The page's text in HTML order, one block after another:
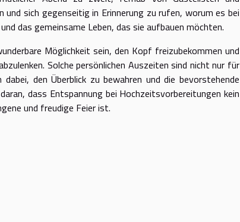
sich gegenseitig in Erinnerung zu rufen, worum es bei
das gemeinsame Leben, das sie aufbauen möchten.
Möglichkeit sein, den Kopf freizubekommen und
Solche persönlichen Auszeiten sind nicht nur für
den Überblick zu bewahren und die bevorstehende
dass Entspannung bei Hochzeitsvorbereitungen kein
und freudige Feier ist.